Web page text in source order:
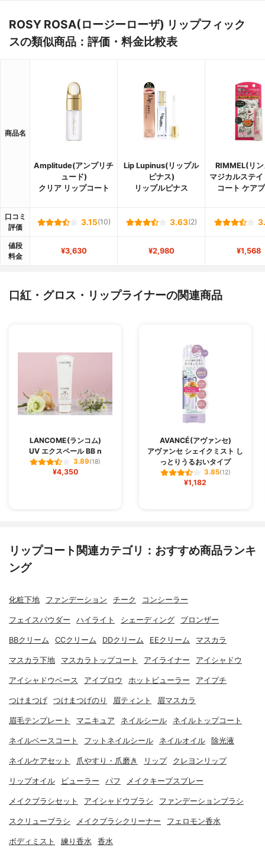
ROSY ROSA(ロージーローザ) リップフィック
スの類似商品：評価・料金比較表
商品名
Amplitude(アンプリチ
ュード)
クリア リップコート
Lip Lupinus(リップル
ピナス)
リップルピナス
RIMMEL(リ
マジカルステイ
コート ケア
口コミ
評価
3.15(10) 3.63(2)
値段
料金
¥3,630 ¥2,980 ¥1,568
口紅・グロス・リップライナーの関連商品
LANCOME(ランコム)
UV エクスペール BB n
3.89(18)
¥4,350
AVANCÉ(アヴァンセ)
アヴァンセ シェイクミスト し
っとりうるおいタイプ
3.85(12)
¥1,182
リップコート関連カテゴリ：おすすめ商品ランキ
ング
化粧下地 ファンデーション チーク コンシーラー
フェイスパウダー ハイライト シェーディング ブロンザー
BBクリーム CCクリーム DDクリーム EEクリーム マスカラ
マスカラ下地 マスカラトップコート アイライナー アイシャドウ
アイシャドウベース アイブロウ ホットビューラー アイプチ
つけまつげ つけまつげのり 眉ティント 眉マスカラ
眉毛テンプレート マニキュア ネイルシール ネイルトップコート
ネイルベースコート フットネイルシール ネイルオイル 除光液
ネイルケアセット 爪やすり・爪磨き リップ クレヨンリップ
リップオイル ビューラー パフ メイクキープスプレー
メイクブラシセット アイシャドウブラシ ファンデーションブラシ
スクリューブラシ メイクブラシクリーナー フェロモン香水
ボディミスト 練り香水 香水